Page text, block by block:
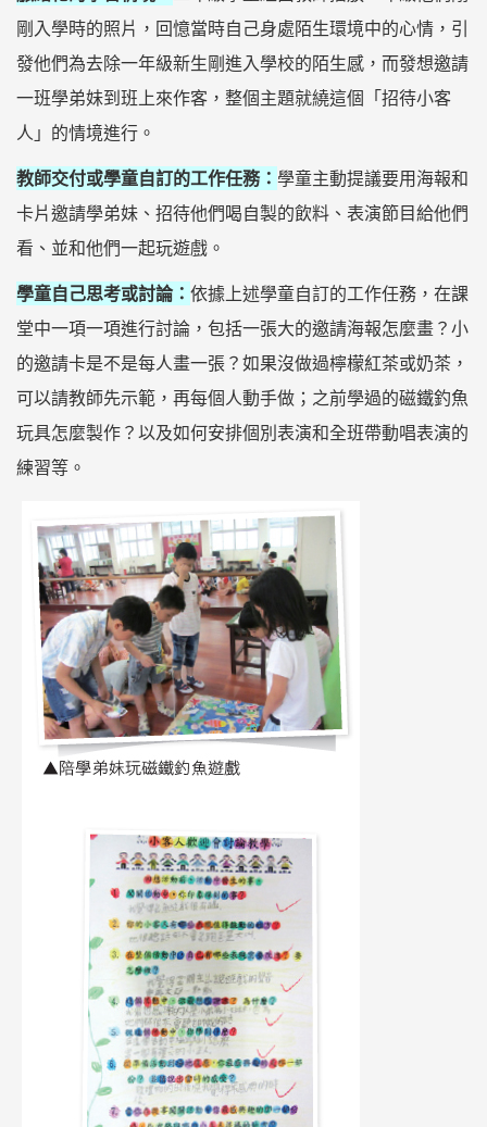
剛入學時的照片，回憶當時自己身處陌生環境中的心情，引
發他們為去除一年級新生剛進入學校的陌生感，而發想邀請
一班學弟妹到班上來作客，整個主題就繞這個「招待小客
人」的情境進行。
教師交付或學童自訂的工作任務： 學童主動提議要用海報和
卡片邀請學弟妹、招待他們喝自製的飲料、表演節目給他們
看、並和他們一起玩遊戲。
學童自己思考或討論： 依據上述學童自訂的工作任務，在課
堂中一項一項進行討論，包括一張大的邀請海報怎麼畫？小
的邀請卡是不是每人畫一張？如果沒做過檸檬紅茶或奶茶，
可以請教師先示範，再每個人動手做；之前學過的磁鐵釣魚
玩具怎麼製作？以及如何安排個別表演和全班帶動唱表演的
練習等。